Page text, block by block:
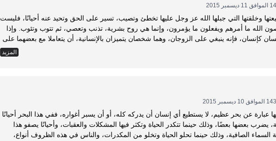
وخلقتها التي جبلها الله عز وجل عليها تخطئ وتصيب، تسير على الحق وتحيد عنه أحيانًا، فليست
روحًا ملائكية، لا يعصون الله ما أمرهم ويفعلون ما يؤمرون، وإنما هي روح بشرية، تذنب وتعصي، ثم تتوب وتئوب. وإذا
كإنسان، فإنه ينبغي على الزوجان، وهما شخصان يتميزان بالإنسانية، أن يتعاملا مع بعضهما على
المزيد
عبارة عن بحر عظيم، لا يستطيع أي إنسان أن يدركه كله، أو أن يسبر أغواره، ففي هذا البحر أحيانًا
يضرب بعضها بعضًا، وذلك حينما تتكدر الحياة وتكثر فيها المشكلات والعقبات، وأحيانًا يصفو هذا
الصافية، وذلك حينما تحلو الحياة وتخلو من المكدرات، والناس في هذه الظروف أنواع،